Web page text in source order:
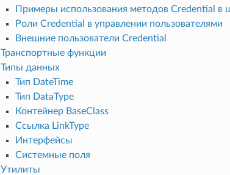
Примеры использования методов Credential в
Роли Credential в управлении пользователями
Внешние пользователи Credential
Транспортные функции
Типы данных
Тип DateTime
Тип DataType
Контейнер BaseClass
Ссылка LinkType
Интерфейсы
Системные поля
Утилиты